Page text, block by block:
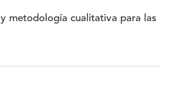
metodología cualitativa para las